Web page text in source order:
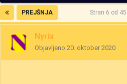
PREJŠNJA Stran 6 od 45
Nyrix
Objavljeno 20. oktober 2020